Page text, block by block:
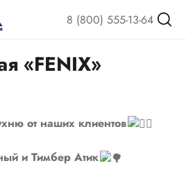
8 (800) 555-13-64
«FENIX»
от наших клиентов
и Тимбер Атик